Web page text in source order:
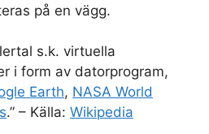
på en vägg.
s.k. virtuella
i form av datorprogram,
Earth, NASA World
.” – Källa: Wikipedia